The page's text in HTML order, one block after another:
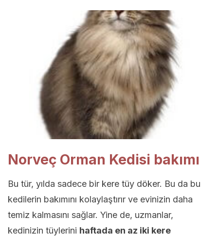
Norveç Orman Kedisi bakımı
Bu tür, yılda sadece bir kere tüy döker. Bu da bu
kedilerin bakımını kolaylaştırır ve evinizin daha
temiz kalmasını sağlar. Yine de, uzmanlar,
kedinizin tüylerini haftada en az iki kere